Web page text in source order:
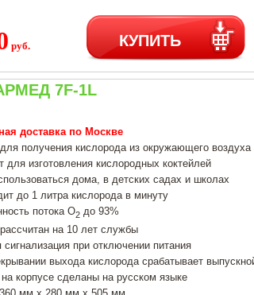
руб. КУПИТЬ
7F-1L
доставка по Москве
получения кислорода из окружающего
для изготовления кислородных коктейлей
дома, в детских садах и школах
до 1 литра кислорода в минуту
потока О2 до 93%
на 10 лет службы
сигнализация при отключении питания
выхода кислорода срабатывает
корпусе сделаны на русском языке